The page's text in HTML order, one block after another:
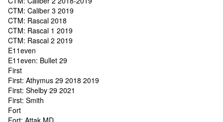
CTM: Caliber 3 2019
CTM: Rascal 2018
CTM: Rascal 1 2019
CTM: Rascal 2 2019
E11even
E11even: Bullet 29
First
First: Athymus 29 2018 2019
First: Shelby 29 2021
First: Smith
Fort
Fort: Attak MD